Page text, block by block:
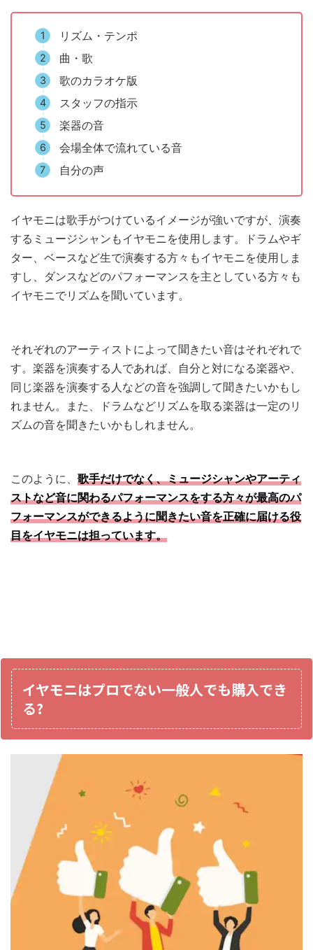
リズム・テンポ
曲・歌
歌のカラオケ版
スタッフの指示
楽器の音
会場全体で流れている音
自分の声
イヤモニは歌手がつけているイメージが強いですが、演奏
するミュージシャンもイヤモニを使用します。ドラムやギ
ター、ベースなど生で演奏する方々もイヤモニを使用しま
すし、ダンスなどのパフォーマンスを主としている方々も
イヤモニでリズムを聞いています。
それぞれのアーティストによって聞きたい音はそれぞれで
す。楽器を演奏する人であれば、自分と対になる楽器や、
同じ楽器を演奏する人などの音を強調して聞きたいかもし
れません。また、ドラムなどリズムを取る楽器は一定のリ
ズムの音を聞きたいかもしれません。
このように、 歌手だけでなく、ミュージシャンやアーティ
ストなど音に関わるパフォーマンスをする方々が最高のパ
フォーマンスができるように聞きたい音を正確に届ける役
目をイヤモニは担っています。
イヤモニはプロでない一般人でも購入でき
る?